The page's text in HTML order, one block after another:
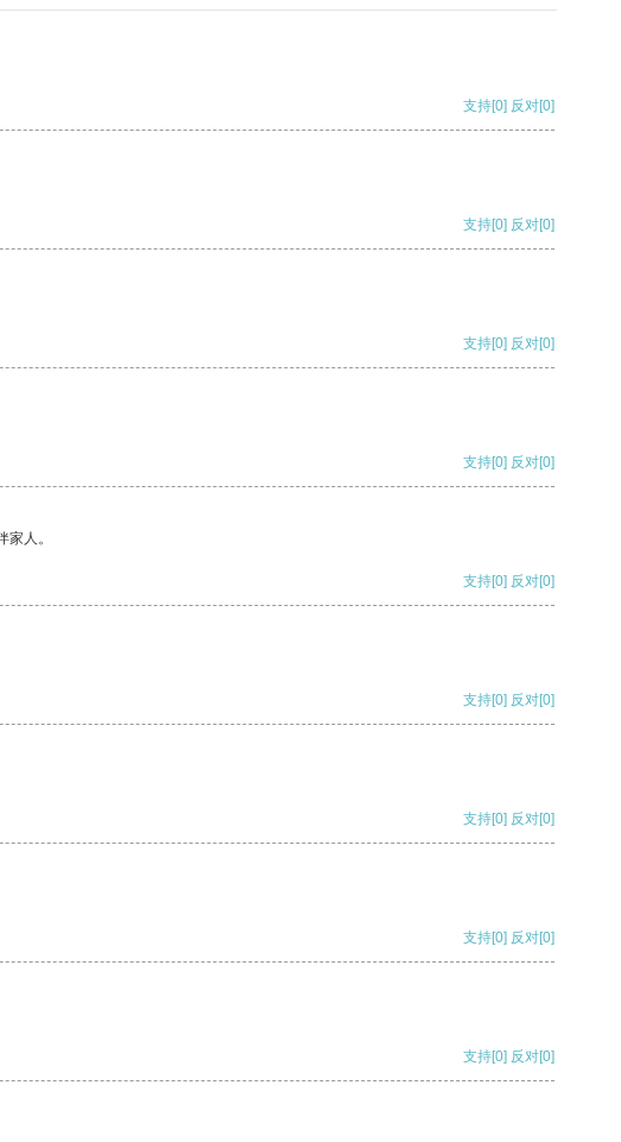
支持[0] 反对[0]
支持[0] 反对[0]
支持[0] 反对[0]
支持[0] 反对[0]
人。
支持[0] 反对[0]
支持[0] 反对[0]
支持[0] 反对[0]
支持[0] 反对[0]
支持[0] 反对[0]